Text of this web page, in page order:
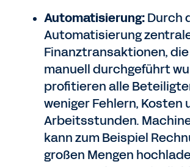
Automatisierung:Durch
Automatisierung
Finanztransaktionen,
manuell durchgeführt
profitieren alle
weniger Fehlern, Kosten
Arbeitsstunden.
kann zum Beispiel
großen Mengen